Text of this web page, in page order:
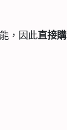
，因此直接購